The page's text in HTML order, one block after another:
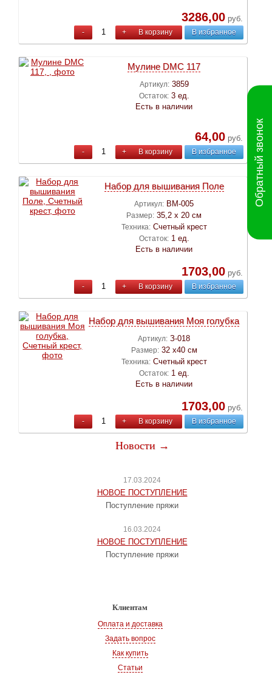
3286,00руб.
- + В корзину В избранное
Мулине DMC 117
Артикул: 3859
Остаток: 3 ед.
Есть в наличии
64,00руб.
- + В корзину В избранное
Набор для вышивания Поле
Артикул: ВМ-005
Размер: 35,2 х 20 см
Техника: Счетный крест
Остаток: 1 ед.
Есть в наличии
1703,00руб.
- + В корзину В избранное
Набор для вышивания Моя голубка
Артикул: З-018
Размер: 32 х40 см
Техника: Счетный крест
Остаток: 1 ед.
Есть в наличии
1703,00руб.
- + В корзину В избранное
Новости →
17.03.2024
НОВОЕ ПОСТУПЛЕНИЕ
Поступление пряжи
16.03.2024
НОВОЕ ПОСТУПЛЕНИЕ
Поступление пряжи
Клиентам
Оплата и доставка
Задать вопрос
Как купить
Статьи
Обратный звонок